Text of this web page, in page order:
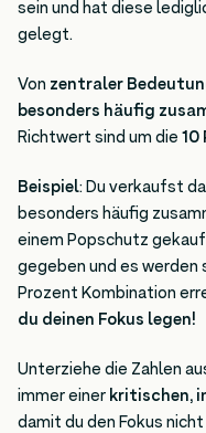
sein und hat diese
gelegt.
Von zentraler
besonders häufig
Richtwert sind um die10
Beispiel: Du verkaufst
besonders häufig
einem Popschutz
gegeben und es werden
Prozent Kombination
du deinen Fokus legen!
Unterziehe die Zahlen
immer einerkritischen,
damit du den Fokus